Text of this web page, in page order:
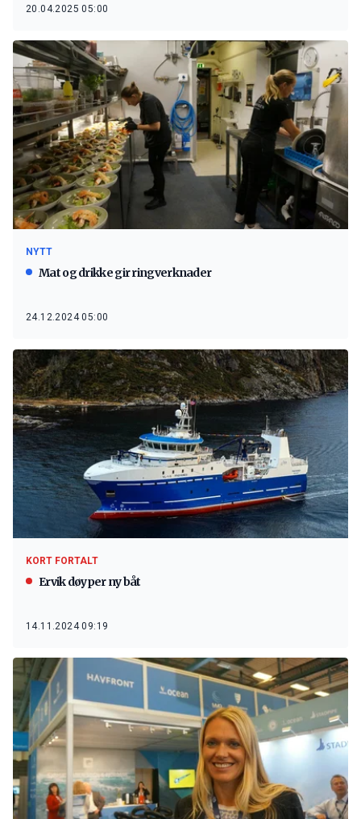
20.04.2025 05:00
NYTT
Mat og drikke gir ringverknader
24.12.2024 05:00
KORT FORTALT
Ervik døyper ny båt
14.11.2024 09:19